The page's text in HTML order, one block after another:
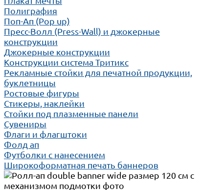
Полиграфия
Поп-Ап (Pop up)
Пресс-Волл (Press-Wall) и джокерные
конструкции
Джокерные конструкции
Конструкции система Тритикс
Рекламные стойки для печатной продукции,
буклетницы
Ростовые фигуры
Стикеры, наклейки
Стойки под плазменные панели
Сувениры
Флаги и флагштоки
Фолд ап
Футболки с нанесением
Широкоформатная печать баннеров